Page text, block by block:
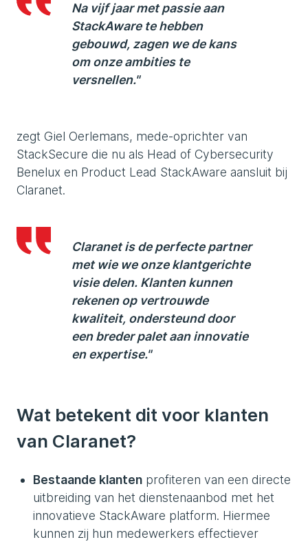
Na vijf jaar met passie aan
StackAware te hebben
gebouwd, zagen we de kans
om onze ambities te
versnellen."
zegt Giel Oerlemans, mede-oprichter van
StackSecure die nu als Head of Cybersecurity
Benelux en Product Lead StackAware aansluit bij
Claranet.
Claranet is de perfecte partner
met wie we onze klantgerichte
visie delen. Klanten kunnen
rekenen op vertrouwde
kwaliteit, ondersteund door
een breder palet aan innovatie
en expertise."
Wat betekent dit voor klanten
van Claranet?
Bestaande klanten profiteren van een directe
uitbreiding van het dienstenaanbod met het
innovatieve StackAware platform. Hiermee
kunnen zij hun medewerkers effectiever